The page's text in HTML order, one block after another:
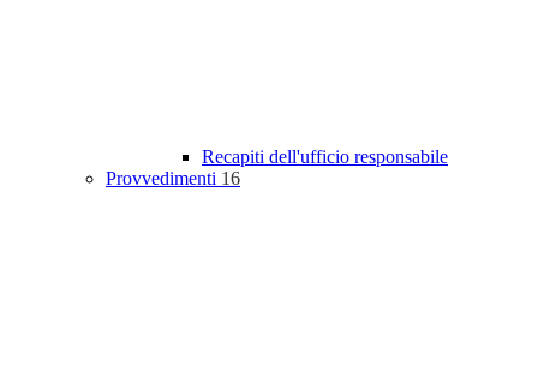
Recapiti dell'ufficio responsabile
Provvedimenti 16